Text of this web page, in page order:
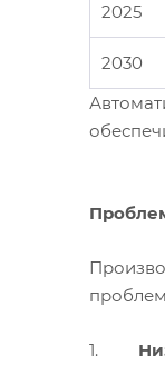
2025
2030
1.